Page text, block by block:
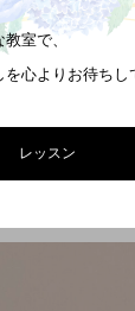
室で、
心よりお待ちし
レッスン